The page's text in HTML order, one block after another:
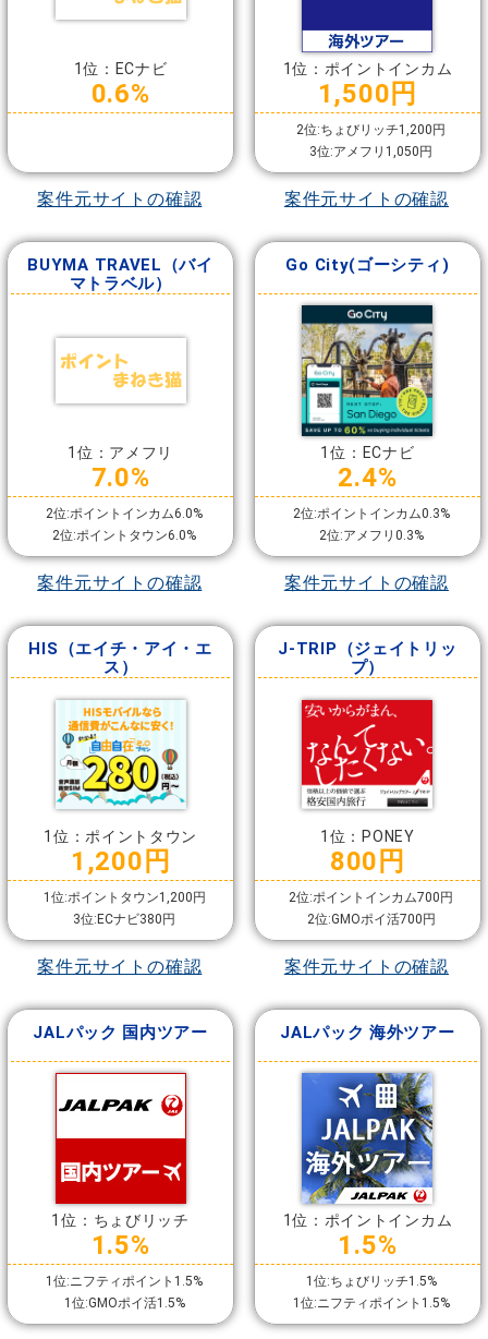
1位：ECナビ
0.6%
案件元サイトの確認
1位：ポイントインカム
1,500円
2位:ちょびリッチ1,200円
3位:アメフリ1,050円
案件元サイトの確認
BUYMA TRAVEL（バイ
マトラベル）
1位：アメフリ
7.0%
2位:ポイントインカム6.0%
2位:ポイントタウン6.0%
案件元サイトの確認
Go City(ゴーシティ)
1位：ECナビ
2.4%
2位:ポイントインカム0.3%
2位:アメフリ0.3%
案件元サイトの確認
HIS（エイチ・アイ・エ
ス）
1位：ポイントタウン
1,200円
1位:ポイントタウン1,200円
3位:ECナビ380円
案件元サイトの確認
J-TRIP（ジェイトリッ
プ）
1位：PONEY
800円
2位:ポイントインカム700円
2位:GMOポイ活700円
案件元サイトの確認
JALパック 国内ツアー
1位：ちょびリッチ
1.5%
1位:ニフティポイント1.5%
1位:GMOポイ活1.5%
JALパック 海外ツアー
1位：ポイントインカム
1.5%
1位:ちょびリッチ1.5%
1位:ニフティポイント1.5%